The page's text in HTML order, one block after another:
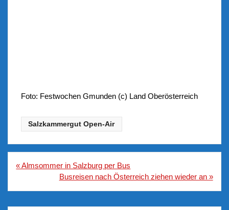
Foto: Festwochen Gmunden (c) Land Oberösterreich
Salzkammergut Open-Air
Beitragsnavigation
« Almsommer in Salzburg per Bus
Busreisen nach Österreich ziehen wieder an »